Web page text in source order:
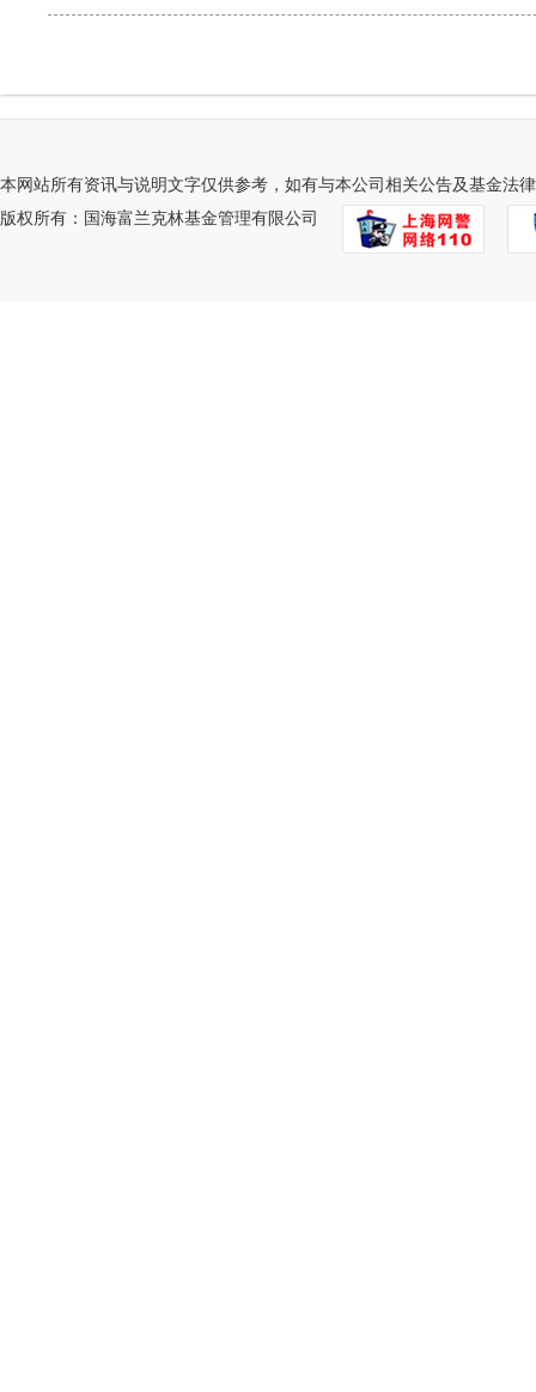
本网站所有资讯与说明文字仅供参考，如有与本公司相关公告及基金法
版权所有：国海富兰克林基金管理有限公司